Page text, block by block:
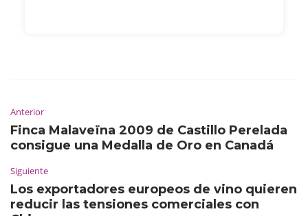
Anterior
Finca Malaveïna 2009 de Castillo Perelada
consigue una Medalla de Oro en Canadá
Siguiente
Los exportadores europeos de vino quieren
reducir las tensiones comerciales con